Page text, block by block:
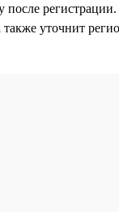
после
также уточнит